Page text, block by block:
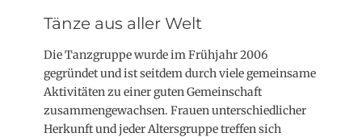
Tänze aus aller Welt
Die Tanzgruppe wurde im Frühjahr 2006
gegründet und ist seitdem durch viele gemeinsame
Aktivitäten zu einer guten Gemeinschaft
zusammengewachsen. Frauen unterschiedlicher
Herkunft und jeder Altersgruppe treffen sich